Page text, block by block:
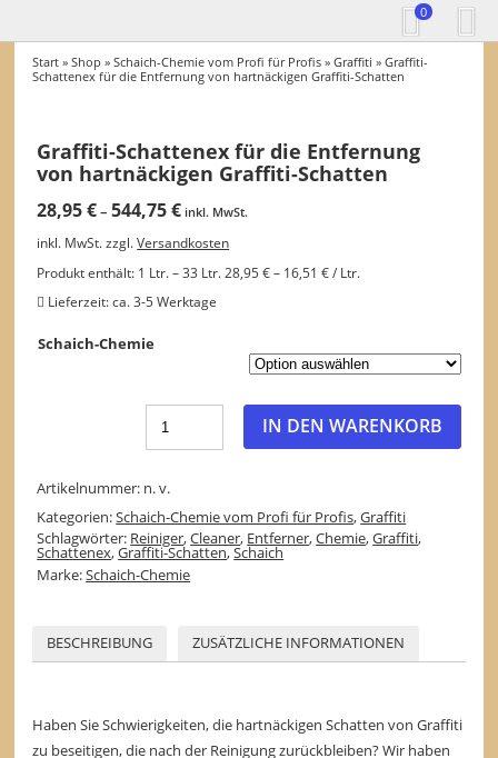
0
Start »Shop »Schaich-Chemie vom Profi für Profis »Graffiti » Graffiti-
Schattenex für die Entfernung von hartnäckigen Graffiti-Schatten
Graffiti-Schattenex für die Entfernung
von hartnäckigen Graffiti-Schatten
28,95€–544,75€ inkl. MwSt.
inkl. MwSt. zzgl.Versandkosten
Produkt enthält: 1 Ltr. – 33 Ltr. 28,95€– 16,51€/ Ltr.
Lieferzeit:ca. 3-5 Werktage
Schaich-Chemie
IN DEN WARENKORB
Artikelnummer: n. v.
Kategorien:Schaich-Chemie vom Profi für Profis,Graffiti
Schlagwörter: Reiniger,Cleaner, Entferner,Chemie,Graffiti,
Schattenex,Graffiti-Schatten,Schaich
Marke:Schaich-Chemie
BESCHREIBUNG ZUSÄTZLICHE INFORMATIONEN
Haben Sie Schwierigkeiten, die hartnäckigen Schatten von Graffiti
zu beseitigen, die nach der Reinigung zurückbleiben? Wir haben